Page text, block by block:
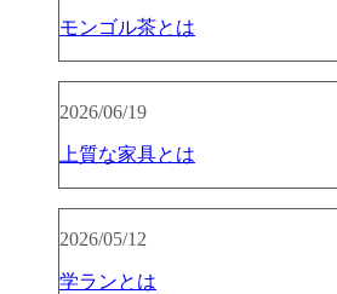
モンゴル茶とは
2026/06/19
上質な家具とは
2026/05/12
学ランとは